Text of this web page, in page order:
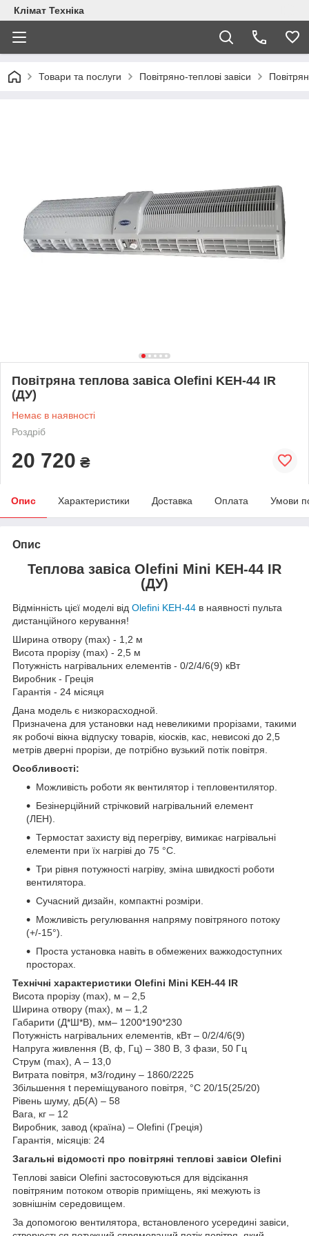
Клімат Техніка
Товари та послуги Повітряно-теплові завіси
Повітряна теплова завіса Olefini KEH-44 IR
(ДУ)
Немає в наявності
Роздріб
20 720 ₴
Опис Характеристики Доставка Оплата Умови
Опис
Теплова завіса Olefini Mini KEH-44 IR
(ДУ)
Відмінність цієї моделі від Olefini KEH-44 в наявності пульта
дистанційного керування!
Ширина отвору (max) - 1,2 м
Висота прорізу (max) - 2,5 м
Потужність нагрівальних елементів - 0/2/4/6(9) кВт
Виробник - Греція
Гарантія - 24 місяця
Дана модель є низкорасходной.
Призначена для установки над невеликими прорізами, такими
як робочі вікна відпуску товарів, кіосків, кас, невисокі до 2,5
метрів дверні прорізи, де потрібно вузький потік повітря.
Особливості:
Можливість роботи як вентилятор і тепловентилятор.
Безінерційний стрічковий нагрівальний елемент
(ЛЕН).
Термостат захисту від перегріву, вимикає нагрівальні
елементи при їх нагріві до 75 °С.
Три рівня потужності нагріву, зміна швидкості роботи
вентилятора.
Сучасний дизайн, компактні розміри.
Можливість регулювання напряму повітряного потоку
(+/-15°).
Проста установка навіть в обмежених важкодоступних
просторах.
Технічні характеристики Olefini Mini KEH-44 IR
Висота прорізу (max), м – 2,5
Ширина отвору (max), м – 1,2
Габарити (Д*Ш*В), мм– 1200*190*230
Потужність нагрівальних елементів, кВт – 0/2/4/6(9)
Напруга живлення (В, ф, Гц) – 380 B, 3 фази, 50 Гц
Струм (max), А – 13,0
Витрата повітря, м3/годину – 1860/2225
Збільшення t переміщуваного повітря, °С 20/15(25/20)
Рівень шуму, дБ(А) – 58
Вага, кг – 12
Виробник, завод (країна) – Olefini (Греція)
Гарантія, місяців: 24
Загальні відомості про повітряні теплові завіси Olefini
Теплові завіси Olefini застосовуються для відсікання
повітряним потоком отворів приміщень, які межують із
зовнішнім середовищем.
За допомогою вентилятора, встановленого усередині завіси,